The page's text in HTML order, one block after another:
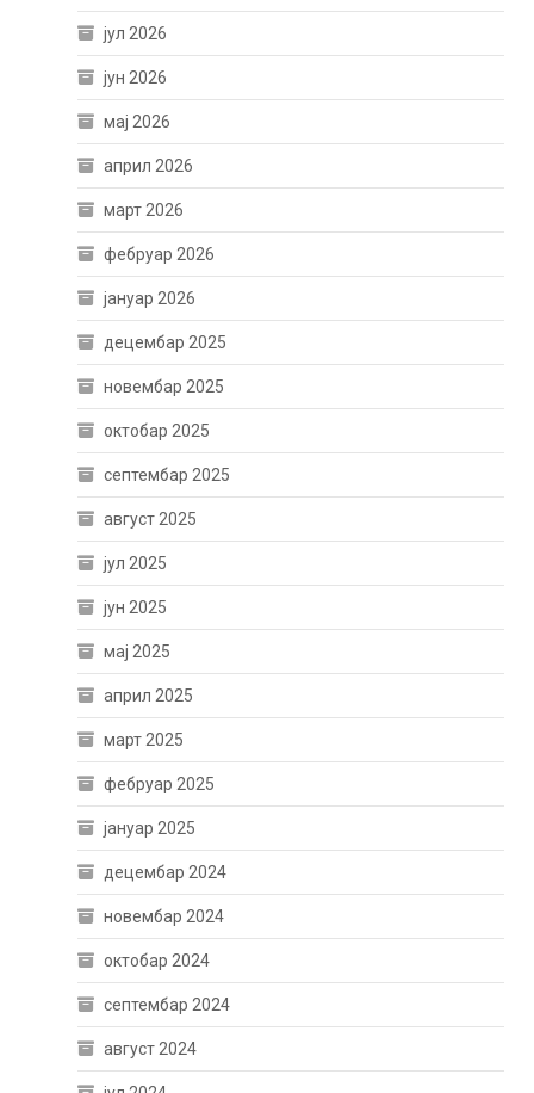
јул 2026
јун 2026
мај 2026
април 2026
март 2026
фебруар 2026
јануар 2026
децембар 2025
новембар 2025
октобар 2025
септембар 2025
август 2025
јул 2025
јун 2025
мај 2025
април 2025
март 2025
фебруар 2025
јануар 2025
децембар 2024
новембар 2024
октобар 2024
септембар 2024
август 2024